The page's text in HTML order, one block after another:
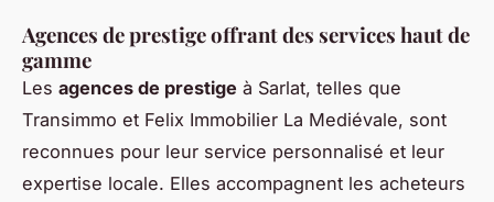
Agences de prestige offrant des services haut de
gamme
Les agences de prestige à Sarlat, telles que
Transimmo et Felix Immobilier La Mediévale, sont
reconnues pour leur service personnalisé et leur
expertise locale. Elles accompagnent les acheteurs